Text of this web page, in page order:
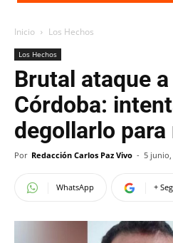
Inicio Los Hechos
Los Hechos
Brutal ataque
Córdoba:
degollarlo
Por Redacción Carlos Paz Vivo - 5 junio,
WhatsApp +